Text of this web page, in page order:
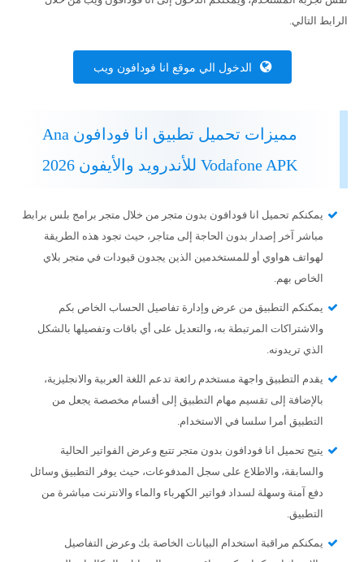
الرابط التالي.
الدخول الي موقع انا فودافون ويب
مميزات تحميل تطبيق انا فودافون Ana
Vodafone APK للأندرويد والأيفون 2026
يمكنكم تحميل انا فودافون بدون متجر من خلال متجر برامج بلس برابط
مباشر آخر إصدار بدون الحاجة إلى متاجر، حيث تجود هذه الطريقة
لهواتف هواوي أو للمستخدمين الذين يجدون قيودات في متجر بلاي
الخاص بهم.
يمكنكم التطبيق من عرض وإدارة تفاصيل الحساب الخاص بكم
والاشتراكات المرتبطة به، والتعديل على أي باقات وتفصيلها بالشكل
الذي تريدونه.
يقدم التطبيق واجهة مستخدم رائعة تدعم اللغة العربية والانجليزية،
بالإضافة إلى تقسيم مهام التطبيق إلى أقسام مخصصة يجعل من
التطبيق أمرا سلسا في الاستخدام.
يتيح تحميل انا فودافون بدون متجر تتبع وعرض الفواتير الحالية
والسابقة، والاطلاع على سجل المدفوعات، حيث يوفر التطبيق وسائل
دفع آمنة وسهلة لسداد فواتير الكهرباء والماء والانترنت مباشرة من
التطبيق.
يمكنكم مراقبة استخدام البيانات الخاصة بك وعرض التفاصيل